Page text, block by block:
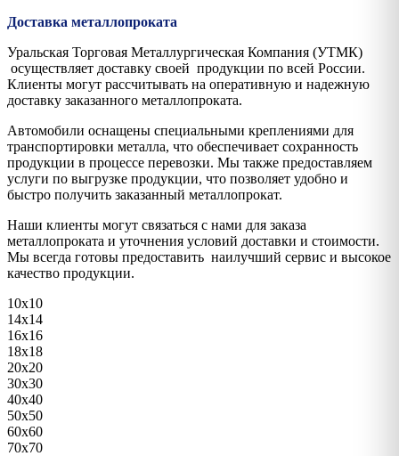
Доставка металлопроката
Уральская Торговая Металлургическая Компания (УТМК)
осуществляет доставку своей продукции по всей России.
Клиенты могут рассчитывать на оперативную и надежную
доставку заказанного металлопроката.
Автомобили оснащены специальными креплениями для
транспортировки металла, что обеспечивает сохранность
продукции в процессе перевозки. Мы также предоставляем
услуги по выгрузке продукции, что позволяет удобно и
быстро получить заказанный металлопрокат.
Наши клиенты могут связаться с нами для заказа
металлопроката и уточнения условий доставки и стоимости.
Мы всегда готовы предоставить наилучший сервис и высокое
качество продукции.
10х10
14х14
16х16
18х18
20х20
30х30
40х40
50х50
60х60
70х70